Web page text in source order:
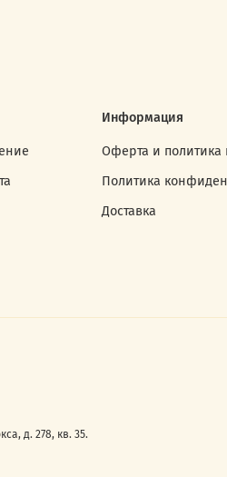
Информация
Оферта и политика
Политика
Доставка
д. 278, кв. 35.